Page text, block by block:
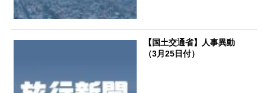
【国土交通省】人事異動
（3月25日付）